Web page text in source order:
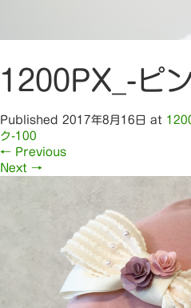
1200PX_-ピ
Published 2017年8月16日 at
ク-100
← Previous
Next →